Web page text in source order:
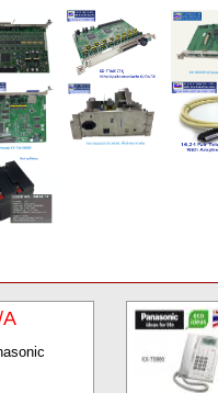
า:
อ:Panasonic